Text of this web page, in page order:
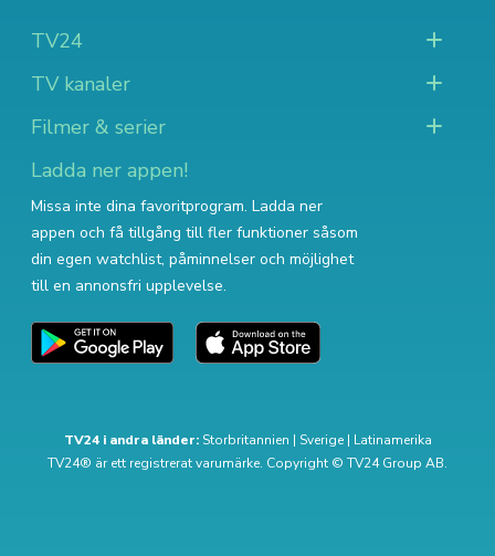
TV24
TV kanaler
Filmer & serier
Ladda ner appen!
Missa inte dina favoritprogram. Ladda ner
appen och få tillgång till fler funktioner såsom
din egen watchlist, påminnelser och möjlighet
till en annonsfri upplevelse.
TV24 i andra länder: Storbritannien | Sverige| Latinamerika
TV24® är ett registrerat varumärke. Copyright © TV24 Group AB.